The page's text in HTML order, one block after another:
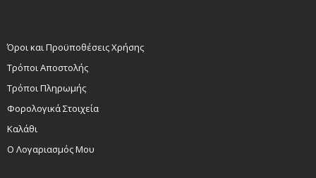
Όροι και Προϋποθέσεις Χρήσης
Τρόποι Αποστολής
Τρόποι Πληρωμής
Φορολογικά Στοιχεία
Καλάθι
Ο Λογαριασμός Μου